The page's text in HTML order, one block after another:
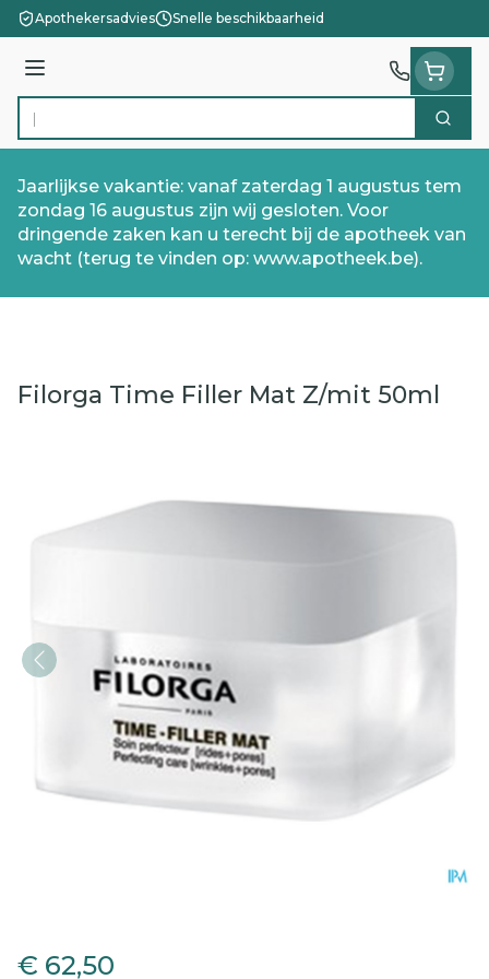
Ga naar de inhoud
Apothekersadvies Snelle beschikbaarheid
Menu
Product, merk, categorie... Zoek
Jaarlijkse vakantie: vanaf zaterdag 1 augustus tem
zondag 16 augustus zijn wij gesloten. Voor
dringende zaken kan u terecht bij de apotheek van
wacht (terug te vinden op: www.apotheek.be).
Filorga Time Filler Mat Z/mit 50ml
€ 62,50